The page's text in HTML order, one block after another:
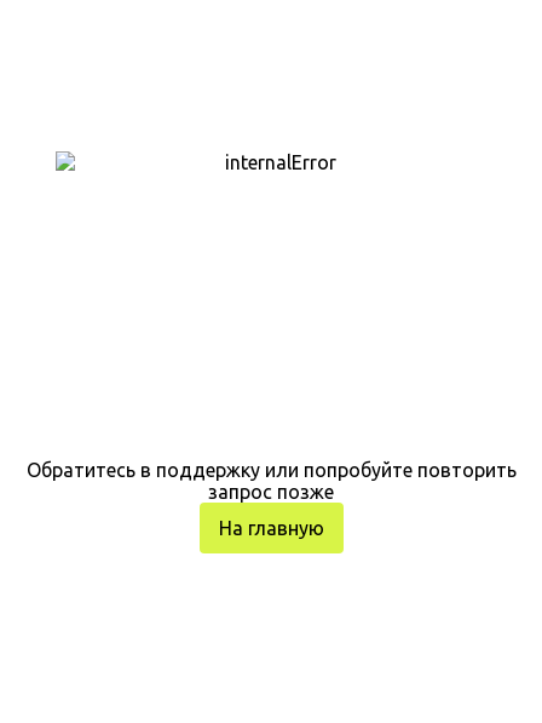
Обратитесь в поддержку или попробуйте повторить
запрос позже
На главную